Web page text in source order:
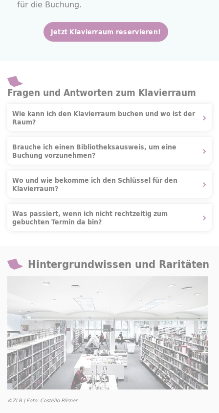
für die Buchung.
Jetzt Klavierraum reservieren!
Fragen und Antworten zum Klavierraum
Wie kann ich den Klavierraum buchen und wo ist der
Raum?
Brauche ich einen Bibliotheksausweis, um eine
Buchung vorzunehmen?
Wo und wie bekomme ich den Schlüssel für den
Klavierraum?
Was passiert, wenn ich nicht rechtzeitig zum
gebuchten Termin da bin?
Hintergrundwissen und Raritäten
©ZLB | Foto: Costello Pilsner